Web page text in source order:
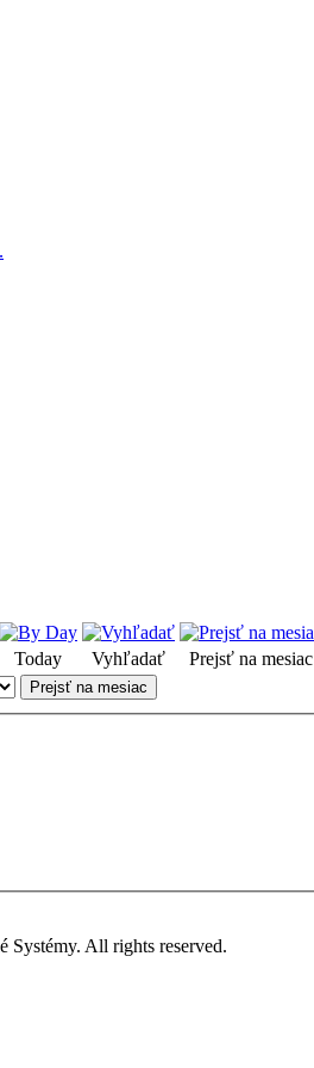
Today Vyhľadať Prejsť na mesiac
Prejsť na mesiac
Systémy. All rights reserved.